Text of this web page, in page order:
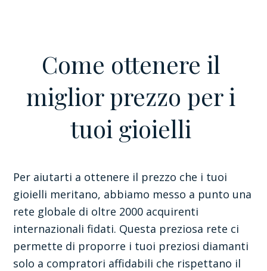
Come ottenere il
miglior prezzo per i
tuoi gioielli
Per aiutarti a ottenere il prezzo che i tuoi
gioielli meritano, abbiamo messo a punto una
rete globale di oltre 2000 acquirenti
internazionali fidati. Questa preziosa rete ci
permette di proporre i tuoi preziosi diamanti
solo a compratori affidabili che rispettano il